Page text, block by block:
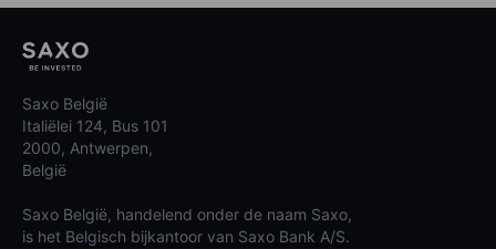
Saxo België
Italiëlei 124, Bus 101
2000, Antwerpen,
België
Saxo België, handelend onder de naam Saxo,
is het Belgisch bijkantoor van Saxo Bank A/S.